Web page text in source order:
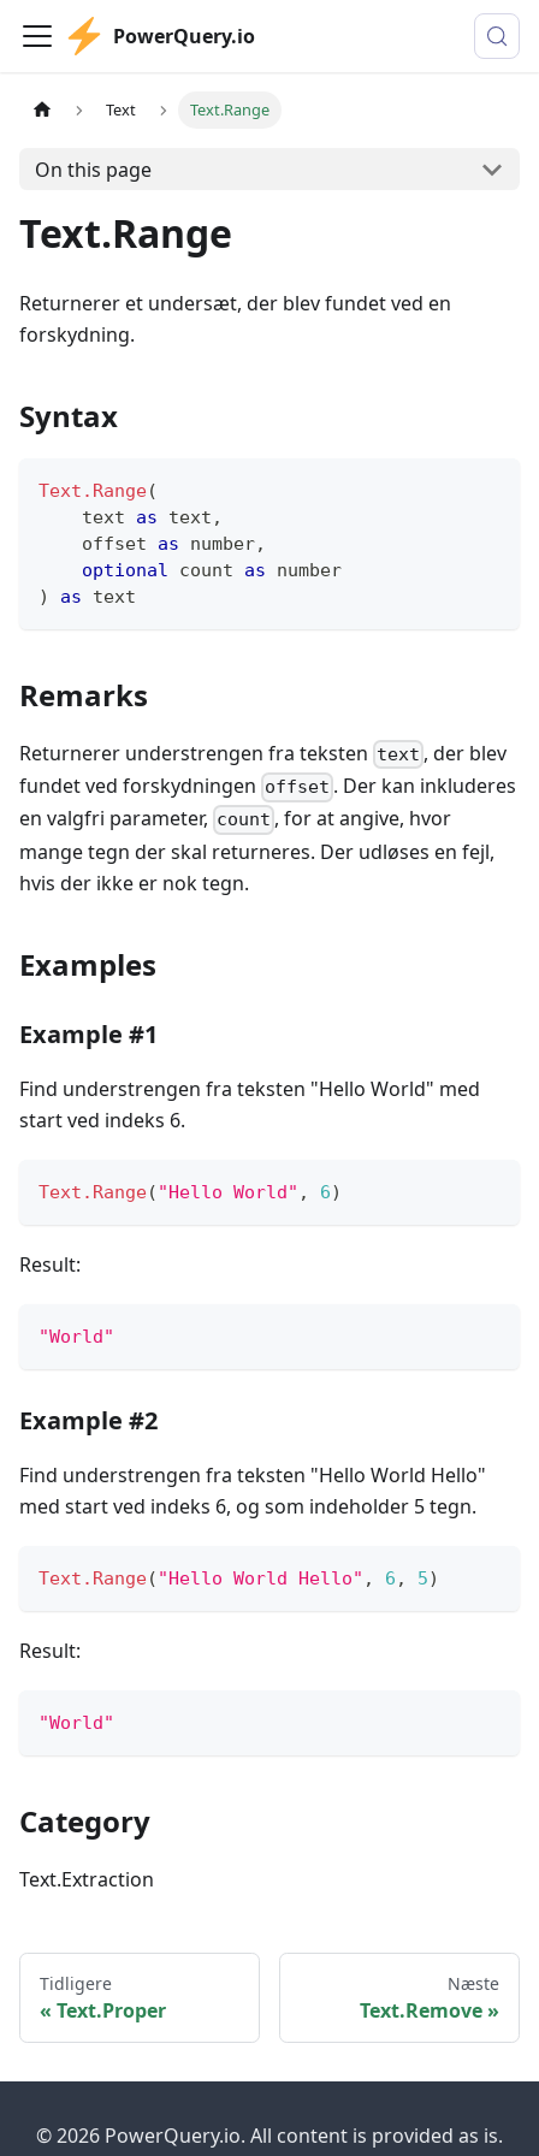
PowerQuery.io
Text Text.Range
On this page
Text.Range
Returnerer et undersæt, der blev fundet ved en
forskydning.
Syntax
Text.Range(
text
as text ,
    offset
as number,
optional count as
number
)
as text
Remarks
Returnerer understrengen fra teksten text , der blev
fundet ved forskydningen offset . Der kan inkluderes
en valgfri parameter, count , for at angive, hvor
mange tegn der skal returneres. Der udløses en fejl,
hvis der ikke er nok tegn.
Examples
Example #1
Find understrengen fra teksten "Hello World" med
start ved indeks 6.
Text.Range( "Hello World" , 6)
Result:
"World"
Example #2
Find understrengen fra teksten "Hello World Hello"
med start ved indeks 6, og som indeholder 5 tegn.
Text.Range( "Hello World Hello" , 6 , 5)
Result:
"World"
Category
Text.Extraction
Tidligere
Text.Proper
Næste
Text.Remove
© 2026 PowerQuery.io. All content is provided as is.